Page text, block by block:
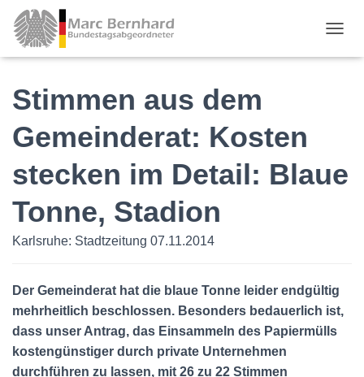
Stimmen aus dem
Gemeinderat: Kosten
stecken im Detail: Blaue
Tonne, Stadion
Karlsruhe: Stadtzeitung 07.11.2014
Der Gemeinderat hat die blaue Tonne leider endgültig
mehrheitlich beschlossen. Besonders bedauerlich ist,
dass unser Antrag, das Einsammeln des Papiermülls
kostengünstiger durch private Unternehmen
durchführen zu lassen, mit 26 zu 22 Stimmen